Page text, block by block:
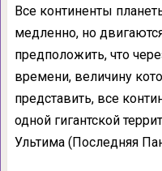
Все континенты
медленно, но
предположить, что
времени, величину
представить, все
одной гигантской
Ультима (Последняя